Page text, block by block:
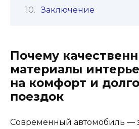
Заключение
Почему
материалы
на комфорт и
поездок
Современный автомобиль —